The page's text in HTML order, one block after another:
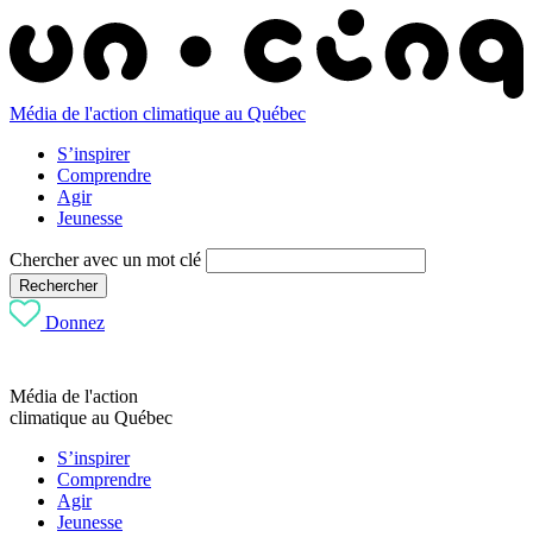
Média de l'action climatique au Québec
S’inspirer
Comprendre
Agir
Jeunesse
Chercher avec un mot clé
Rechercher
Donnez
Média de l'action
climatique au Québec
S’inspirer
Comprendre
Agir
Jeunesse